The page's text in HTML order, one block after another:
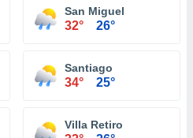
San Miguel
32° 26°
Santiago
34° 25°
Villa Retiro